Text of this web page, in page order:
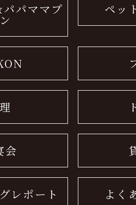
パママプ ペッ
会
レポート よく